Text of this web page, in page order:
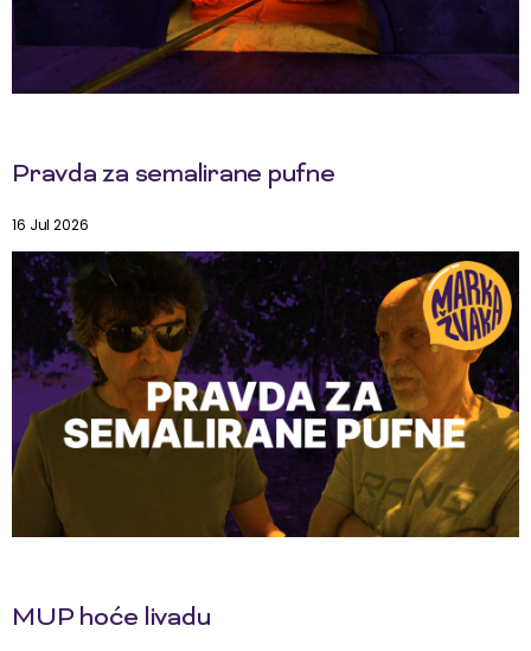
Pravda za semalirane pufne
16 Jul 2026
MUP hoće livadu